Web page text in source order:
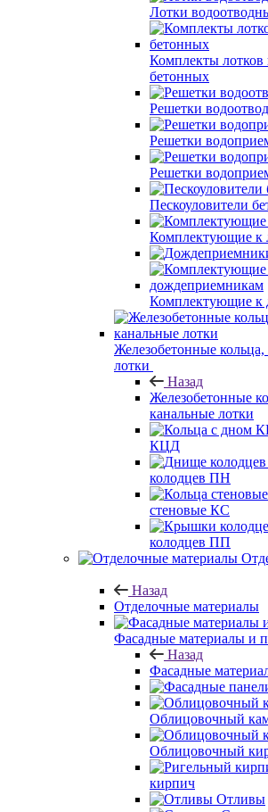
Лотки
Комплекты лотков
бетонных
Решетки
Решетки
Решетки
Пескоуловители
Комплектующие к
Комплектующие к
Железобетонные
лотки
Назад
Железобетонные
канальные лотки
КЦД
колодцев ПН
стеновые КС
колодцев ПП
Назад
Отделочные материалы
Фасадные материалы и
Назад
Фасадные
Облицовочный
Облицовочный
кирпич
Отливы